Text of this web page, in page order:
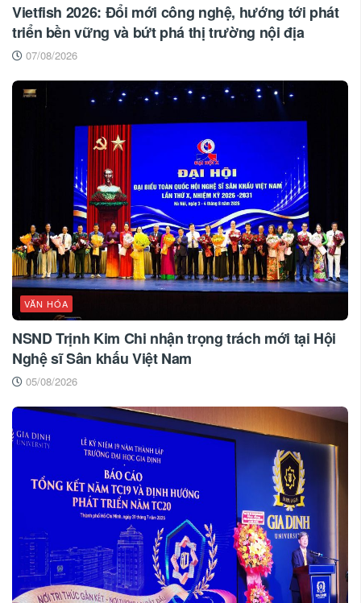
Vietfish 2026: Đổi mới công nghệ, hướng tới phát
triển bền vững và bứt phá thị trường nội địa
07/08/2026
VĂN HÓA
NSND Trịnh Kim Chi nhận trọng trách mới tại Hội
Nghệ sĩ Sân khấu Việt Nam
05/08/2026